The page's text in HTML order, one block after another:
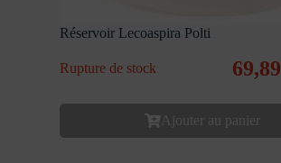
Réservoir Lecoaspira Polti
Rupture de stock 69,89
Ajouter au panier